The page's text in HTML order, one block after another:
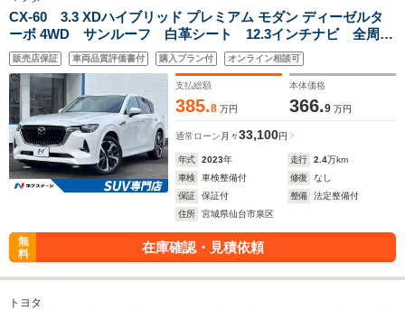
CX-60 3.3 XDハイブリッド プレミアム モダン ディーゼルタ
ーボ 4WD サンルーフ 白革シート 12.3インチナビ 全周囲
カメラ BOSEサウンド ベンチレーション/シートヒーター
パワーバックドア レーダークルーズ 地デジ ドライブレコ
ーダー 禁煙車
販売店保証 車両品質評価書付 購入プラン付 オンライン相談可
支払総額
385.8 万円
本体価格
366.9 万円
通常ローン 月々33,100円
年式 2023年 走行 2.4万km
車検
車検整備付 修復
なし
保証
保証付 整備
法定整備付
住所
宮城県仙台市泉区
無
料
在庫確認・見積依頼
トヨタ